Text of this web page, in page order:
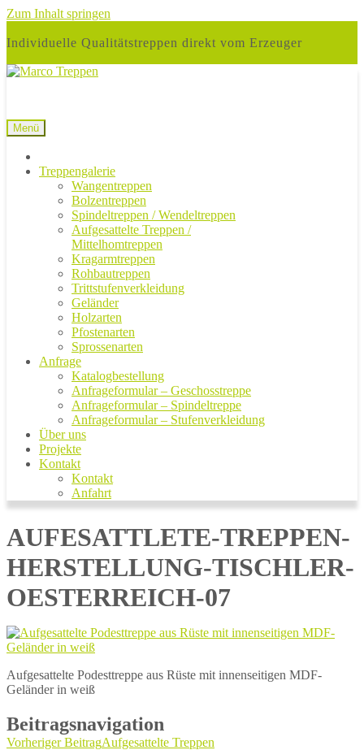
Zum Inhalt springen
Individuelle Qualitätstreppen direkt vom Erzeuger
Menü
Treppengalerie
Wangentreppen
Bolzentreppen
Spindeltreppen / Wendeltreppen
Aufgesattelte Treppen /
Mittelhomtreppen
Kragarmtreppen
Rohbautreppen
Trittstufenverkleidung
Geländer
Holzarten
Pfostenarten
Sprossenarten
Anfrage
Katalogbestellung
Anfrageformular – Geschosstreppe
Anfrageformular – Spindeltreppe
Anfrageformular – Stufenverkleidung
Über uns
Projekte
Kontakt
Kontakt
Anfahrt
AUFESATTLETE-TREPPEN-
HERSTELLUNG-TISCHLER-
OESTERREICH-07
Aufgesattelte Podesttreppe aus Rüste mit innenseitigen MDF-
Geländer in weiß
Beitragsnavigation
Vorheriger BeitragAufgesattelte Treppen